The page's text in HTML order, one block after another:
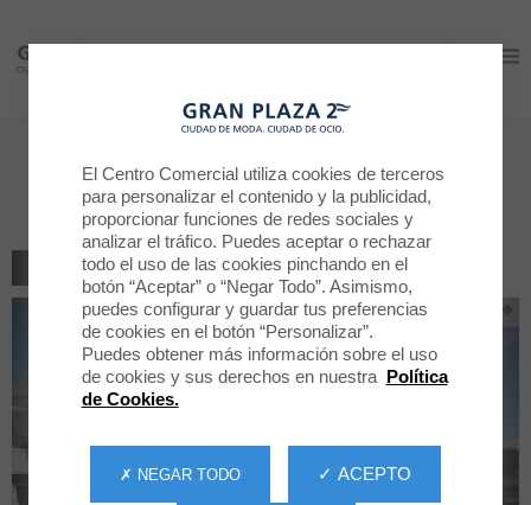
Gran Plaza 2
Programación de Verano LOS
JARDINES
VOLVER AL LISTADO
Gran Plaza 2
El Centro Comercial utiliza cookies de terceros
para personalizar el contenido y la publicidad,
proporcionar funciones de redes sociales y
analizar el tráfico. Puedes aceptar o rechazar
todo el uso de las cookies pinchando en el
botón “Aceptar” o “Negar Todo”. Asimismo,
puedes configurar y guardar tus preferencias
de cookies en el botón “Personalizar”.
Puedes obtener más información sobre el uso
de cookies y sus derechos en nuestra Política
de Cookies.
✓ ACEPTO
✗ NEGAR TODO